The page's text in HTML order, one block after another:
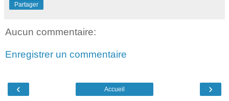
Partager
Aucun commentaire:
Enregistrer un commentaire
‹ ›
Accueil